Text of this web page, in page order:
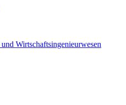
Wirtschaftsingenieurwesen